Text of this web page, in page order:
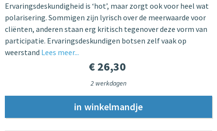
Ervaringsdeskundigheid is ‘hot’, maar zorgt ook voor heel wat
polarisering. Sommigen zijn lyrisch over de meerwaarde voor
cliënten, anderen staan erg kritisch tegenover deze vorm van
participatie. Ervaringsdeskundigen botsen zelf vaak op
weerstand Lees meer...
€ 26,30
2 werkdagen